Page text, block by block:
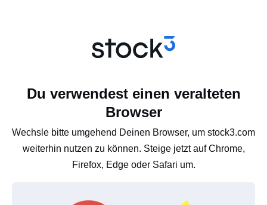
Du verwendest einen veralteten
Browser
Wechsle bitte umgehend Deinen Browser, um stock3.com
weiterhin nutzen zu können. Steige jetzt auf Chrome,
Firefox, Edge oder Safari um.